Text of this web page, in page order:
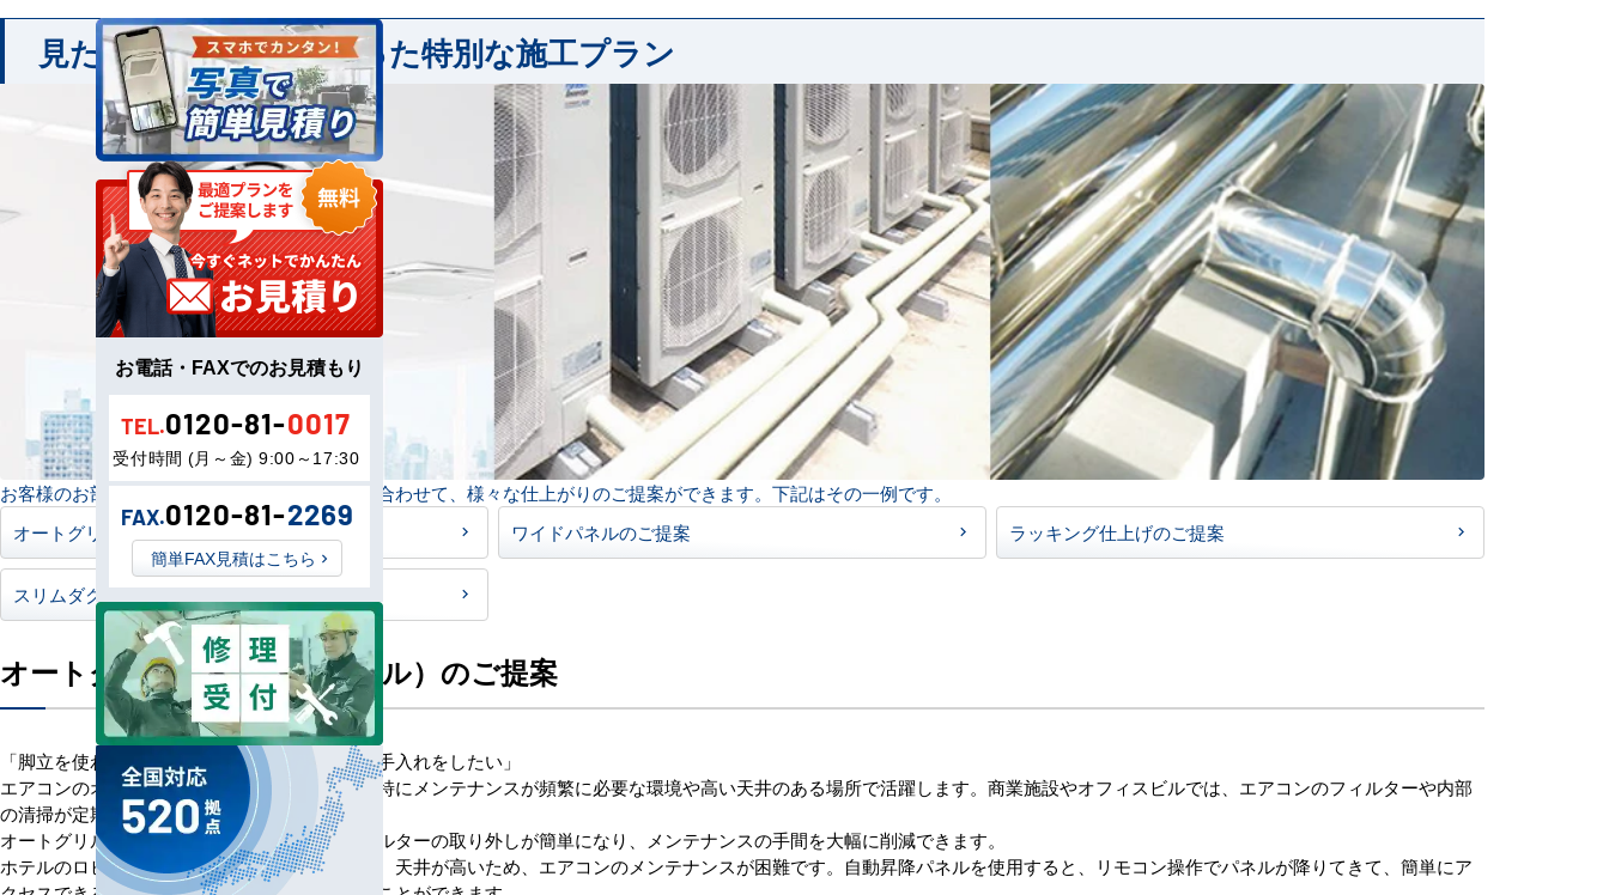
見た目と性能にこだわった特別な施工プラン
お客様のお部屋・建物の環境や状況、ご要望に合わせて、様々な仕上がりのご提案ができます。下記はその一例です。
オートグリル（自動昇降パネル）のご提案
ワイドパネルのご提案 ラッキング仕上げのご提案
スリムダクトのご提案
オートグリル（自動昇降パネル）のご提案
「脚立を使わずにグリルとエアフィルターのお手入れをしたい」
エアコンのオートグリルや自動昇降パネルは、特にメンテナンスが頻繁に必要な環境や高い天井のある場所で活躍します。商業施設やオフィスビルでは、エアコンのフィルターや内部
の清掃が定期的に必要です。
オートグリルや自動昇降パネルがあると、フィルターの取り外しが簡単になり、メンテナンスの手間を大幅に削減できます。
ホテルのロビー、劇場、大型商業施設などでは、天井が高いため、エアコンのメンテナンスが困難です。自動昇降パネルを使用すると、リモコン操作でパネルが降りてきて、簡単にア
お電話・FAXでのお見積もり
TEL.0120-81-0017
受付時間 (月～金) 9:00～17:30
FAX.0120-81-2269
簡単FAX見積はこちら